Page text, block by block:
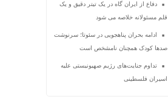
دفاع از ایران گاه در یک تیتر دقیق و یک
قلم مسئولانه خلاصه می شود
ادامه بحران پناهجویی در سئوتا؛ سرنوشت
صدها کودک همچنان نامشخص است
تداوم جنایت‌های رژیم صهیونیستی علیه
اسیران فلسطینی